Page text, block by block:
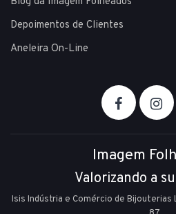
Depoimentos de Clientes
Aneleira On-Line
Imagem
Valorizando a
Isis Indústria e Comércio de Bijouterias